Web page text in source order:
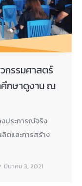
กรรมศาสตร์
ศึกษาดูงาน ณ
ประการณ์จริง
ตและการสร้าง
มีนาคม 3, 2021